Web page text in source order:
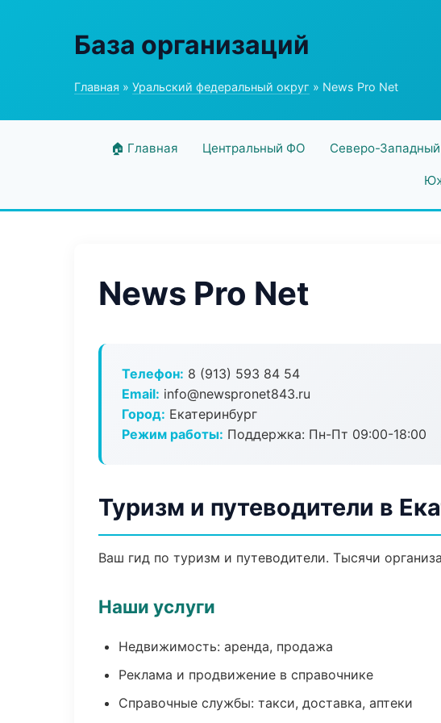
База организаций
Главная » Уральский федеральный округ » News Pro Net
🏠 Главная Центральный ФО Северо-
News Pro Net
Телефон: 8 (913) 593 84 54
Email: info@newspronet843.ru
Город: Екатеринбург
Режим работы: Поддержка: Пн-Пт 09:00-18:00
Туризм и путеводители в
Ваш гид по туризм и путеводители. Тысячи
Наши услуги
Недвижимость: аренда, продажа
Реклама и продвижение в справочнике
Справочные службы: такси, доставка, аптеки